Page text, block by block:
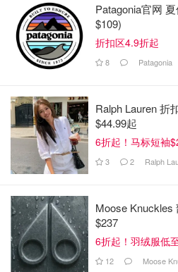
Patagonia官网
$109)
折扣区4.9折起
8 Patagonia
Ralph Lauren 折
$44.99起
6折起！马标短袖
3 2 Ralph
Moose Knuckles
$237
6折起！羽绒服低
12 Moose